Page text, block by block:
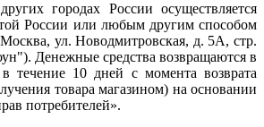
городах России осуществляется
России или любым другим способом
ул. Новодмитровская, д. 5А, стр.
Денежные средства возвращаются в
течение 10 дней с момента возврата
товара магазином) на основании
потребителей».